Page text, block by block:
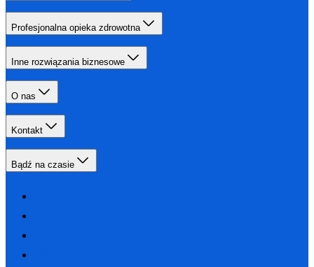
Profesjonalna opieka zdrowotna
Inne rozwiązania biznesowe
O nas
Kontakt
Bądź na czasie